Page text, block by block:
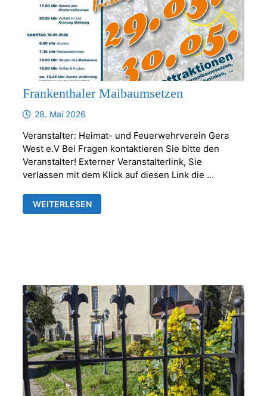
Frankenthaler Maibaumsetzen
28. Mai 2026
Veranstalter: Heimat- und Feuerwehrverein Gera
West e.V Bei Fragen kontaktieren Sie bitte den
Veranstalter! Externer Veranstalterlink, Sie
verlassen mit dem Klick auf diesen Link die …
FRANKENTHALER
MAIBAUMSETZEN
WEITERLESEN